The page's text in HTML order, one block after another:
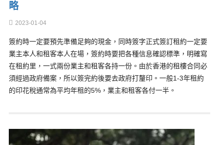
略
2023-01-04
簽約時一定要預先準備足夠的現金，同時簽字正式簽訂租約一定要
業主本人和租客本人在場，簽約時要把各種信息確認標準，明確寫
在租約里，一式兩份業主和租客各持一份。由於香港的租樓合同必
須經過政府備案，所以簽完約後要去政府打釐印。一般1-3年租約
的印花稅通常為平均年租的5%，業主和租客各付一半。